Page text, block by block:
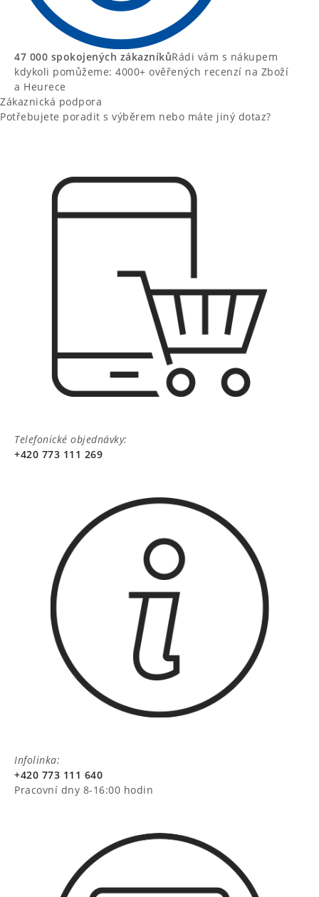
47 000 spokojených zákazníkůRádi vám s nákupem
kdykoli pomůžeme: 4000+ ověřených recenzí na Zboží
a Heurece
Zákaznická podpora
Potřebujete poradit s výběrem nebo máte jiný dotaz?
Telefonické objednávky:
+420 773 111 269
Infolinka:
+420 773 111 640
Pracovní dny 8-16:00 hodin